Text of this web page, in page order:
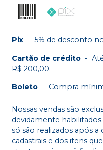
Pix - 5% de desconto
Cartão de crédito -
R$ 200,00.
Boleto - Compra
Nossas vendas são
devidamente
só são realizados após
cadastrais e dos itens